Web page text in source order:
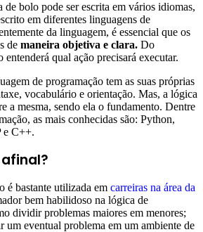
de bolo pode ser escrita em vários idiomas,
em diferentes linguagens de
da linguagem, é essencial que os
de maneira objetiva e clara. Do
qual ação precisará executar.
de programação tem as suas próprias
vocabulário e orientação. Mas, a lógica
a mesma, sendo ela o fundamento. Dentre
as mais conhecidas são: Python,
e C++.
é bastante utilizada em carreiras na área da
bem habilidoso na lógica de
dividir problemas maiores em menores;
um eventual problema em um ambiente de